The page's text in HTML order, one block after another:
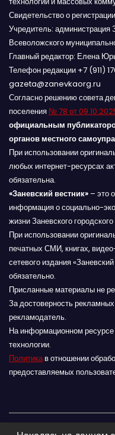
Свидетельство о
Учредитель: администрация
Всеволожского
Главный редактор: Елена
Телефон редакции +7 (911)
gazeta@zanevkaorg.ru
Согласно решению совета
поселения № 78 от
официальным
органов местного
При использовании
любых интернет-ресурсах
обязательна.
«Заневский вестник» – это
информация о социально-
жизни Заневского
При использовании
печатных СМИ, книгах,
сетевого издания
обязательно.
Присланные материалы не
За достоверность
рекламодатель.
На информационном
технологии.
Политикав отношении
предоставляемых